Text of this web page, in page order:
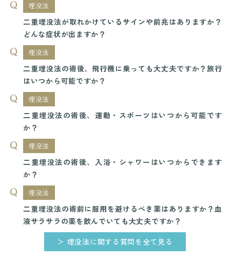
埋没法
二重埋没法が取れかけているサインや前兆はありますか？
どんな症状が出ますか？
埋没法
二重埋没法の術後、飛行機に乗っても大丈夫ですか？旅行
はいつから可能ですか？
埋没法
二重埋没法の術後、運動・スポーツはいつから可能です
か？
埋没法
二重埋没法の術後、入浴・シャワーはいつからできます
か？
埋没法
二重埋没法の術前に服用を避けるべき薬はありますか？血
液サラサラの薬を飲んでいても大丈夫ですか？
＞ 埋没法に関する質問を全て見る